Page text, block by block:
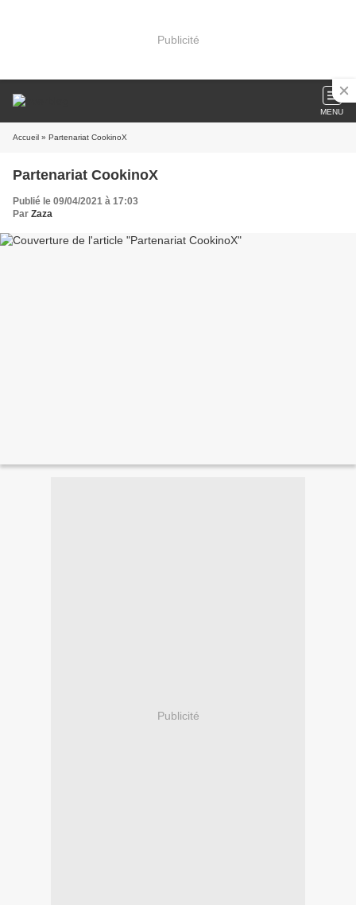
Publicité
MENU
Accueil » Partenariat CookinoX
Partenariat CookinoX
Publié le 09/04/2021 à 17:03
Par Zaza
Publicité